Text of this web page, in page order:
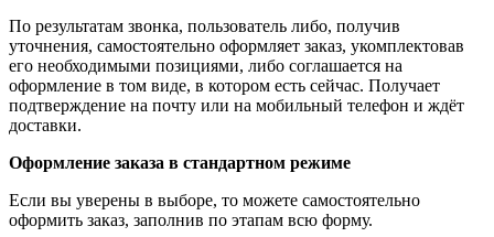
По результатам звонка, пользователь либо, получив
уточнения, самостоятельно оформляет заказ, укомплектовав
его необходимыми позициями, либо соглашается на
оформление в том виде, в котором есть сейчас. Получает
подтверждение на почту или на мобильный телефон и ждёт
доставки.
Оформление заказа в стандартном режиме
Если вы уверены в выборе, то можете самостоятельно
оформить заказ, заполнив по этапам всю форму.